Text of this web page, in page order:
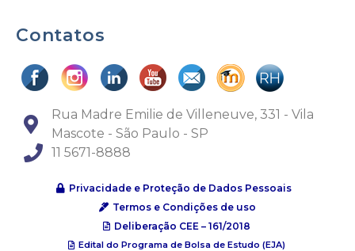
Contatos
Rua Madre Emilie de Villeneuve, 331 - Vila
Mascote - São Paulo - SP
11 5671-8888
Privacidade e Proteção de Dados Pessoais
Termos e Condições de uso
Deliberação CEE – 161/2018
Edital do Programa de Bolsa de Estudo (EJA)